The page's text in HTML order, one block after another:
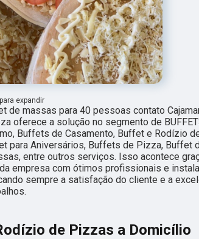
expandir
de massas para 40 pessoas contato
oferece a solução no segmento de
Buffets de Casamento, Buffet e Rodízio
para Aniversários, Buffets de Pizza, Buffet
entre outros serviços. Isso acontece
empresa com ótimos profissionais e
sempre a satisfação do cliente e a
de Pizzas a Domicílio